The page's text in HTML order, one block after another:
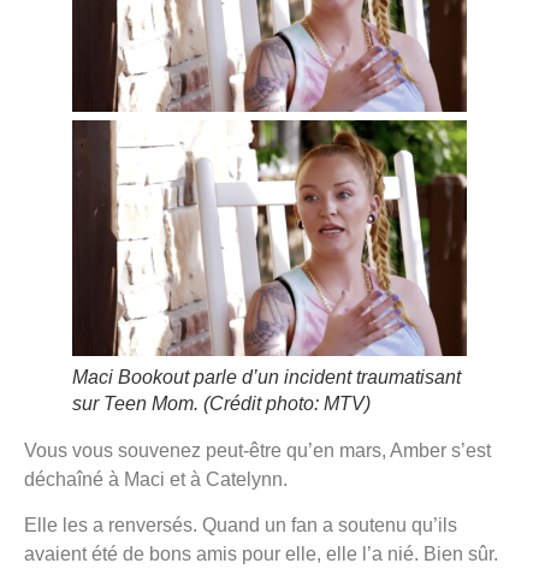
Maci Bookout parle d’un incident traumatisant
sur Teen Mom. (Crédit photo: MTV)
Vous vous souvenez peut-être qu’en mars, Amber s’est
déchaîné à Maci et à Catelynn.
Elle les a renversés. Quand un fan a soutenu qu’ils
avaient été de bons amis pour elle, elle l’a nié. Bien sûr.